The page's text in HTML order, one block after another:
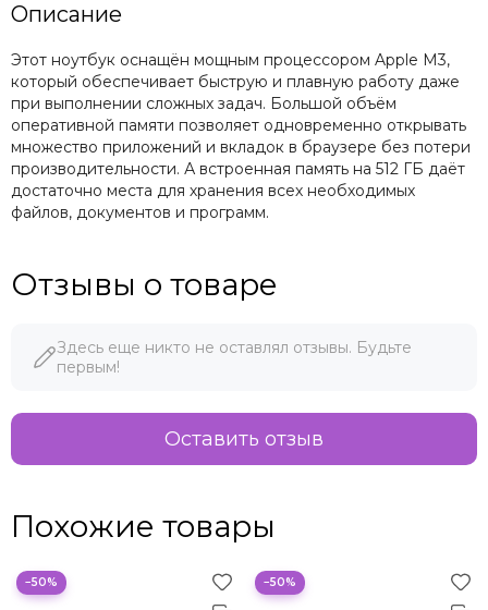
Описание
Этот ноутбук оснащён мощным процессором Apple M3,
который обеспечивает быструю и плавную работу даже
при выполнении сложных задач. Большой объём
оперативной памяти позволяет одновременно открывать
множество приложений и вкладок в браузере без потери
производительности. А встроенная память на 512 ГБ даёт
достаточно места для хранения всех необходимых
файлов, документов и программ.
Отзывы о товаре
Здесь еще никто не оставлял отзывы. Будьте
первым!
Оставить отзыв
Похожие товары
−50% −50%